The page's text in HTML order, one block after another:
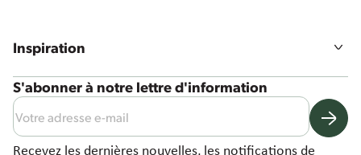
Gammes de produits
Nos solutions
Inspiration
Recettes
Actualités et autres
S'abonner à notre lettre d'information
Recevez les dernières nouvelles, les notifications de